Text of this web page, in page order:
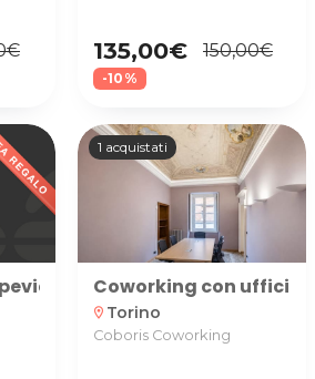
135,00€ 150,00€
-10%
disponibile in diversi
1 acquistati
Coworking con ufficio
location_on Torino
Coboris Coworking